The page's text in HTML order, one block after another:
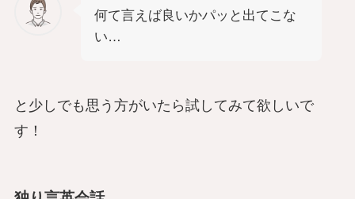
何て言えば良いかパッと出てこな
い…
と少しでも思う方がいたら試してみて欲しいで
す！